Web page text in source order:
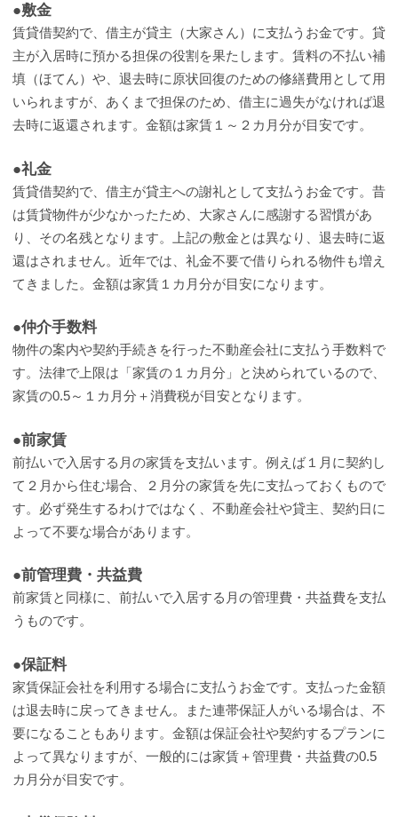
●敷金
賃貸借契約で、借主が貸主（大家さん）に支払うお金です。貸
主が入居時に預かる担保の役割を果たします。賃料の不払い補
填（ほてん）や、退去時に原状回復のための修繕費用として用
いられますが、あくまで担保のため、借主に過失がなければ退
去時に返還されます。金額は家賃１～２カ月分が目安です。
●礼金
賃貸借契約で、借主が貸主への謝礼として支払うお金です。昔
は賃貸物件が少なかったため、大家さんに感謝する習慣があ
り、その名残となります。上記の敷金とは異なり、退去時に返
還はされません。近年では、礼金不要で借りられる物件も増え
てきました。金額は家賃１カ月分が目安になります。
●仲介手数料
物件の案内や契約手続きを行った不動産会社に支払う手数料で
す。法律で上限は「家賃の１カ月分」と決められているので、
家賃の0.5～１カ月分＋消費税が目安となります。
●前家賃
前払いで入居する月の家賃を支払います。例えば１月に契約し
て２月から住む場合、２月分の家賃を先に支払っておくもので
す。必ず発生するわけではなく、不動産会社や貸主、契約日に
よって不要な場合があります。
●前管理費・共益費
前家賃と同様に、前払いで入居する月の管理費・共益費を支払
うものです。
●保証料
家賃保証会社を利用する場合に支払うお金です。支払った金額
は退去時に戻ってきません。また連帯保証人がいる場合は、不
要になることもあります。金額は保証会社や契約するプランに
よって異なりますが、一般的には家賃＋管理費・共益費の0.5
カ月分が目安です。